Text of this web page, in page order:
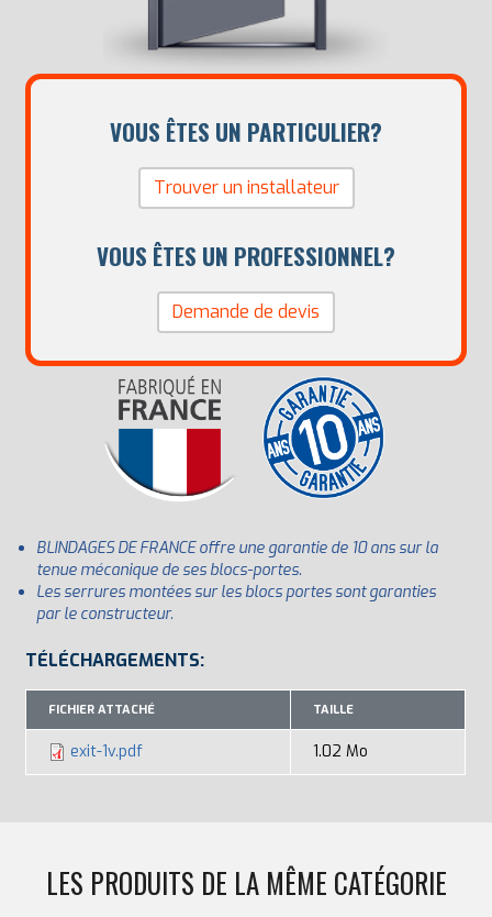
VOUS ÊTES UN PARTICULIER?
Trouver un installateur
VOUS ÊTES UN PROFESSIONNEL?
Demande de devis
BLINDAGES DE FRANCE offre une garantie de 10 ans sur la
tenue mécanique de ses blocs-portes.
Les serrures montées sur les blocs portes sont garanties
par le constructeur.
TÉLÉCHARGEMENTS:
FICHIER ATTACHÉ TAILLE
exit-1v.pdf 1.02 Mo
LES PRODUITS DE LA MÊME CATÉGORIE